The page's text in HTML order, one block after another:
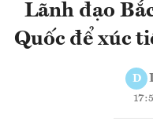
Lãnh đạo
Quốc để xúc
D